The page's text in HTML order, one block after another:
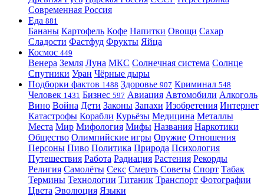
Современная Россия
Еда 881
Бананы Картофель Кофе Напитки Овощи Сахар
Сладости Фастфуд Фрукты Яйца
Космос 449
Венера Земля Луна МКС Солнечная система Солнце
Спутники Уран Чёрные дыры
Подборки фактов 1488 Здоровье 907 Криминал 548
Человек 1431 Бизнес 597 Авиация Автомобили Алкоголь
Вино Война Дети Законы Запахи Изобретения Интернет
Катастрофы Корабли Курьёзы Медицина Металлы
Места Мир Мифология Мифы Названия Наркотики
Общество Олимпийские игры Оружие Отношения
Персоны Пиво Политика Природа Психология
Путешествия Работа Радиация Растения Рекорды
Религия Самолёты Секс Смерть Советы Спорт Табак
Термины Технологии Титаник Транспорт Фотографии
Цвета Эволюция Языки